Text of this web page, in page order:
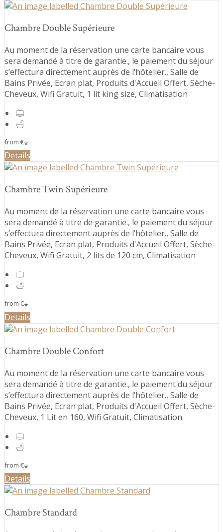
Chambre Double Supérieure
Au moment de la réservation une carte bancaire vous
sera demandé à titre de garantie., le paiement du séjour
s’effectura directement auprès de l’hôtelier., Salle de
Bains Privée, Ecran plat, Produits d'Accueil Offert, Sèche-
Cheveux, Wifi Gratuit, 1 lit king size, Climatisation
from €*
Details
Chambre Twin Supérieure
Au moment de la réservation une carte bancaire vous
sera demandé à titre de garantie., le paiement du séjour
s’effectura directement auprès de l’hôtelier., Salle de
Bains Privée, Ecran plat, Produits d'Accueil Offert, Sèche-
Cheveux, Wifi Gratuit, 2 lits de 120 cm, Climatisation
from €*
Details
Chambre Double Confort
Au moment de la réservation une carte bancaire vous
sera demandé à titre de garantie., le paiement du séjour
s’effectura directement auprès de l’hôtelier., Salle de
Bains Privée, Ecran plat, Produits d'Accueil Offert, Sèche-
Cheveux, 1 Lit en 160, Wifi Gratuit, Climatisation
from €*
Details
Chambre Standard